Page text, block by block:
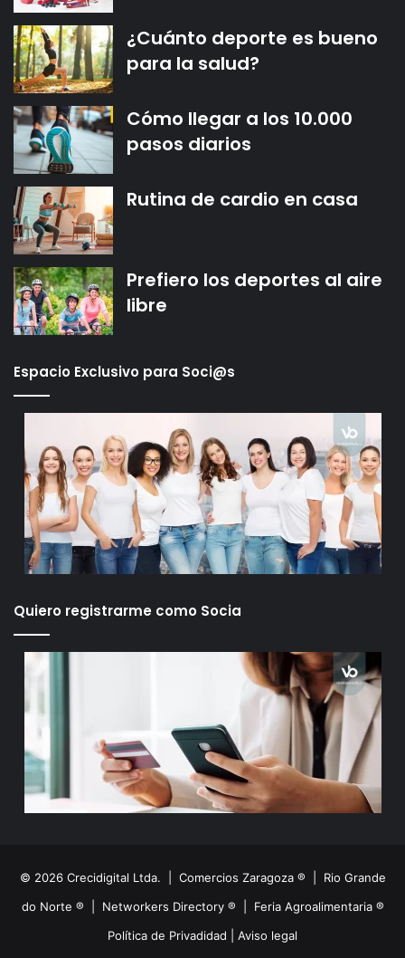
¿Cuánto deporte es bueno
para la salud?
Cómo llegar a los 10.000
pasos diarios
Rutina de cardio en casa
Prefiero los deportes al aire
libre
Espacio Exclusivo para Soci@s
Quiero registrarme como Socia
© 2026 Crecidigital Ltda. | Comercios Zaragoza ®
Rio Grande
do Norte ®
Networkers Directory ®
Feria Agroalimentaria ®
Política de Privadidad
Aviso legal